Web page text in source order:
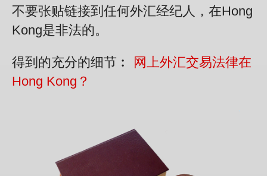
不要张贴链接到任何外汇经纪人，在Hong
Kong是非法的。
得到的充分的细节︰
网上外汇交易法律在
Hong Kong？